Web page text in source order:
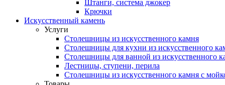
Штанги, система джокер
Крючки
Искусственный камень
Услуги
Столешницы из искусственного камня
Столешницы для кухни из искусственного
Столешницы для ванной из искусственного
Лестницы, ступени, перила
Столешницы из искусственного камня с